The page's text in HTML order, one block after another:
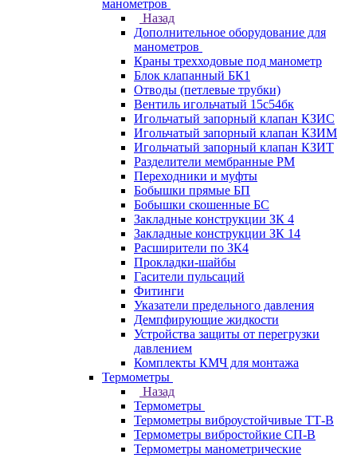
манометров
Назад
Дополнительное оборудование для
манометров
Краны трехходовые под манометр
Блок клапанный БК1
Отводы (петлевые трубки)
Вентиль игольчатый 15с54бк
Игольчатый запорный клапан КЗИС
Игольчатый запорный клапан КЗИМ
Игольчатый запорный клапан КЗИТ
Разделители мембранные РМ
Переходники и муфты
Бобышки прямые БП
Бобышки скошенные БС
Закладные конструкции ЗК 4
Закладные конструкции ЗК 14
Расширители по ЗК4
Прокладки-шайбы
Гасители пульсаций
Фитинги
Указатели предельного давления
Демпфирующие жидкости
Устройства защиты от перегрузки
давлением
Комплекты КМЧ для монтажа
Термометры
Назад
Термометры
Термометры виброустойчивые ТТ-В
Термометры вибростойкие СП-В
Термометры манометрические